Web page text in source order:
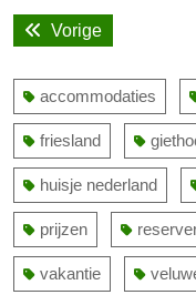
Bericht
navigatie
VorigeVorige
accommodaties
friesland
huisje nederland
prijzen
vakantie